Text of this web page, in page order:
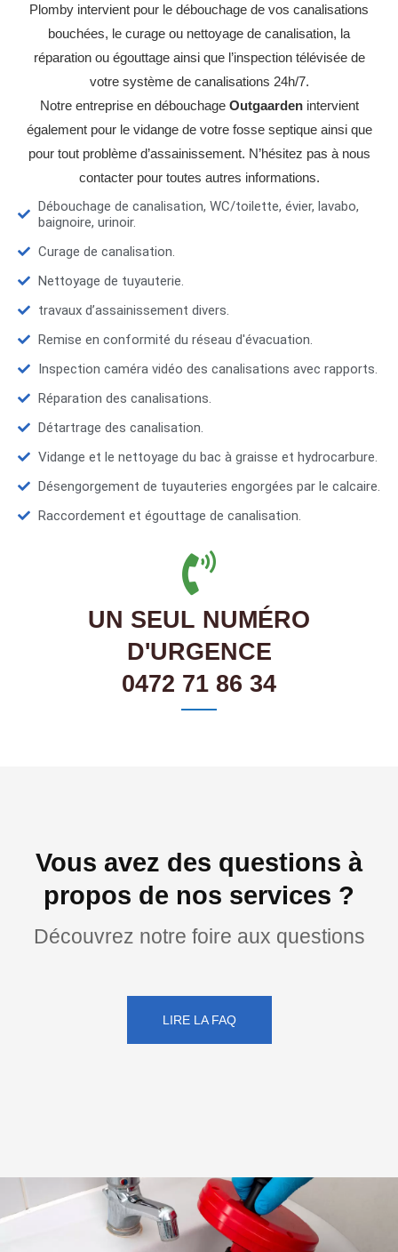
Plomby intervient pour le débouchage de vos canalisations
bouchées, le curage ou nettoyage de canalisation, la
réparation ou égouttage ainsi que l’inspection télévisée de
votre système de canalisations 24h/7.
Notre entreprise en débouchage Outgaardenintervient
également pour le vidange de votre fosse septique ainsi que
pour tout problème d’assainissement. N’hésitez pas à nous
contacter pour toutes autres informations.
Débouchage de canalisation, WC/toilette, évier, lavabo,
baignoire, urinoir.
Curage de canalisation.
Nettoyage de tuyauterie.
travaux d’assainissement divers.
Remise en conformité du réseau d'évacuation.
Inspection caméra vidéo des canalisations avec rapports.
Réparation des canalisations.
Détartrage des canalisation.
Vidange et le nettoyage du bac à graisse et hydrocarbure.
Désengorgement de tuyauteries engorgées par le calcaire.
Raccordement et égouttage de canalisation.
UN SEUL NUMÉRO
D'URGENCE
0472 71 86 34
Vous avez des questions à
propos de nos services ?
Découvrez notre foire aux questions
LIRE LA FAQ